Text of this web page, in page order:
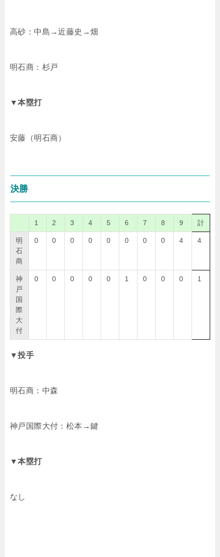
高砂：中島→近藤史→畑
明石商：杉戸
▼本塁打
安藤（明石商）
決勝
1 2 3 4 5 6 7 8 9 計
明
石
商
0 0 0 0 0 0 0 0 4 4
神
戸
国
際
大
付
0 0 0 0 0 1 0 0 0 1
▼投手
明石商：中森
神戸国際大付：松本→鍵
▼本塁打
なし